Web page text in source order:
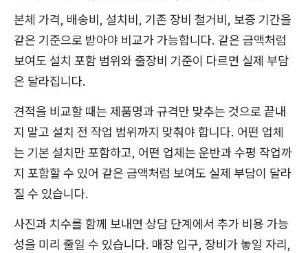
본체 가격, 배송비, 설치비, 기존 장비 철거비, 보증 기간을
같은 기준으로 받아야 비교가 가능합니다. 같은 금액처럼
보여도 설치 포함 범위와 출장비 기준이 다르면 실제 부담
은 달라집니다.
견적을 비교할 때는 제품명과 규격만 맞추는 것으로 끝내
지 말고 설치 전 작업 범위까지 맞춰야 합니다. 어떤 업체
는 기본 설치만 포함하고, 어떤 업체는 운반과 수평 작업까
지 포함할 수 있어 같은 금액처럼 보여도 실제 부담이 달라
질 수 있습니다.
사진과 치수를 함께 보내면 상담 단계에서 추가 비용 가능
성을 미리 줄일 수 있습니다. 매장 입구, 장비가 놓일 자리,